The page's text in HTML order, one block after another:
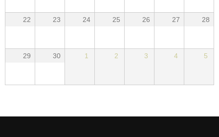
22 23 24 25 26 27 28
29 30 1 2 3 4 5